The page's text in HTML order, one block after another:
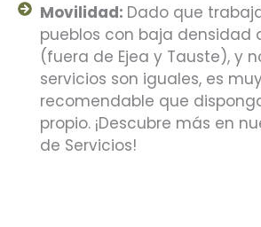
Movilidad: Dado que
pueblos con baja densidad
(fuera de Ejea y Tauste), y
servicios son iguales, es muy
recomendable que
propio. ¡Descubre más en
de Servicios!